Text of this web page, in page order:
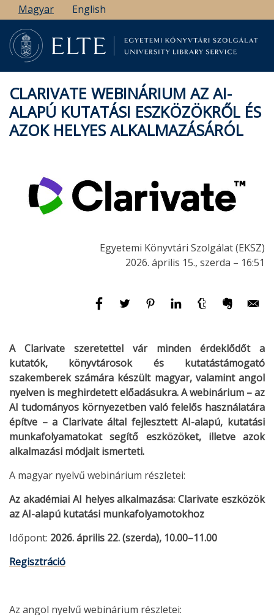
Ugrás
a
tartalomra
Magyar English
CLARIVATE WEBINÁRIUM AZ AI-
ALAPÚ KUTATÁSI ESZKÖZÖKRŐL ÉS
AZOK HELYES ALKALMAZÁSÁRÓL
Egyetemi Könyvtári Szolgálat (EKSZ)
2026. április 15., szerda – 16:51
A Clarivate szeretettel vár minden érdeklődőt a
kutatók, könyvtárosok és kutatástámogató
szakemberek számára készült magyar, valamint angol
nyelven is meghirdetett előadásukra. A webinárium – az
AI tudományos környezetben való felelős használatára
építve – a Clarivate által fejlesztett AI-alapú, kutatási
munkafolyamatokat segítő eszközöket, illetve azok
alkalmazási módjait ismerteti.
A magyar nyelvű webinárium részletei:
Az akadémiai AI helyes alkalmazása: Clarivate eszközök
az AI-alapú kutatási munkafolyamotokhoz
Időpont: 2026. április 22. (szerda), 10.00–11.00
Regisztráció
Az angol nyelvű webinárium részletei: